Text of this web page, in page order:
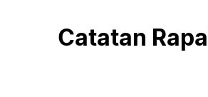
Catatan